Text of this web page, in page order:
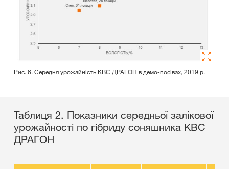
Рис. 6. Середня урожайність КВС ДРАГОН в демо-посівах, 2019 р.
Таблиця 2. Показники середньої залікової
урожайності по гібриду соняшника КВС
ДРАГОН